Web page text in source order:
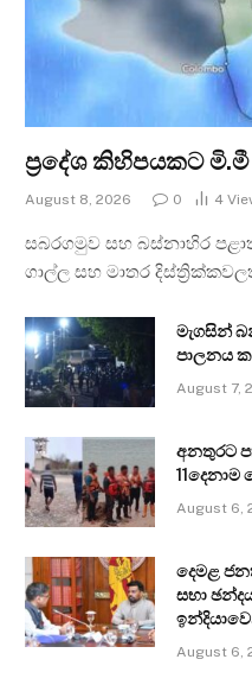
ප්‍රදේශ කිහිපයකට
August 8, 2026 0 4
සබරගමුව සහ බස්නාහිර
ගාල්ල සහ මාතර
මැගසින්
පාලනය
August 7,
අනතුරට
11දෙනාම
August 6,
දෙමළ
සභා
August 6,